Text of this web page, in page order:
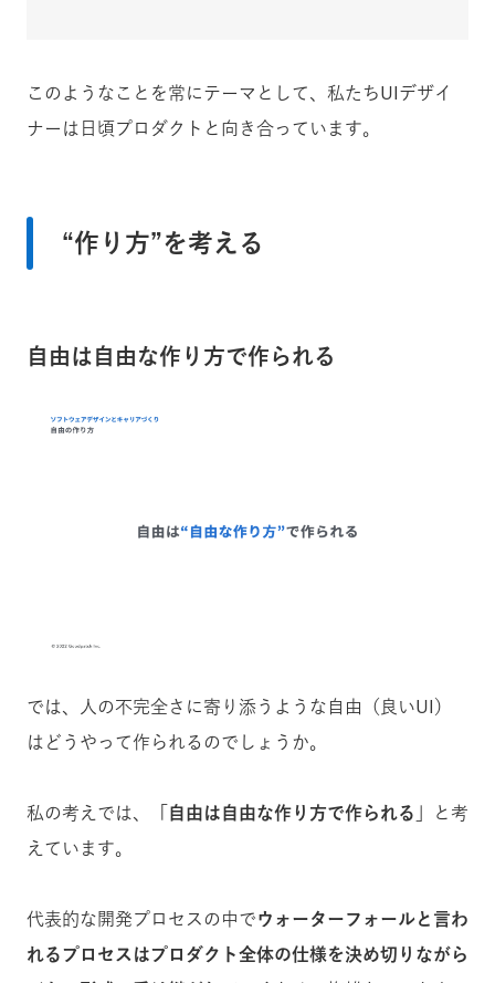
このようなことを常にテーマとして、私たちUIデザイ
ナーは日頃プロダクトと向き合っています。
“作り方”を考える
自由は自由な作り方で作られる
では、人の不完全さに寄り添うような自由（良いUI）
はどうやって作られるのでしょうか。
私の考えでは、 「自由は自由な作り方で作られる」
と考
えています。
代表的な開発プロセスの中でウォーターフォールと言わ
れるプロセスはプロダクト全体の仕様を決め切りながら